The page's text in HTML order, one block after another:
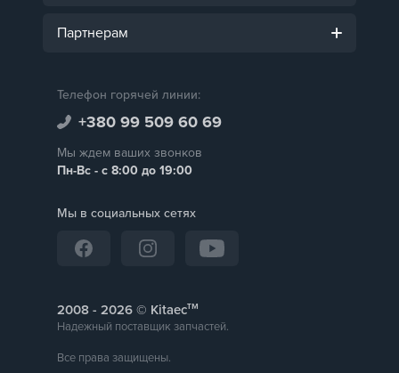
Партнерам
Телефон горячей линии:
+380 99 509 60 69
Мы ждем ваших звонков
Пн-Вс - с 8:00 до 19:00
Мы в социальных сетях
2008 - © Kitaecтм
Надежный поставщик запчастей.
Все права защищены.